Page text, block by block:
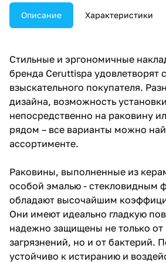
Описание Характеристики
Стильные и эргономичные
бренда Ceruttispa удовлетворят
взыскательного покупателя.
дизайна, возможность
непосредственно на раковину
рядом – все варианты можно
ассортименте.
Раковины, выполненные из
особой эмалью - стекловидным
обладают высочайшим
Они имеют идеально гладкую
надежно защищены не только от
загрязнений, но и от бактерий.
устойчиво к истиранию и